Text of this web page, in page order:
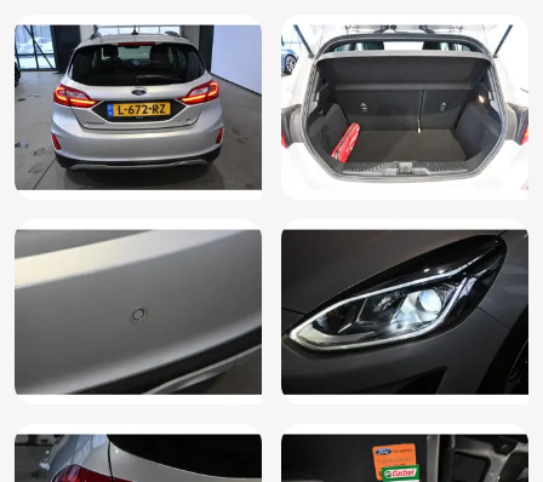
Lendesteunverstelling voor bestuurder en passagier
(AGRAC)
Metaalkleur
Mistlampen voor adaptief
Mistlampen voor met statische bochtverlichting (JBKAB)
Parkeersensor achter
Parkeersensoren achter (HNKAB)
Passagiersstoel in hoogte verstelbaar
Radio met 6 luidsprekers, DAB+ en 2-USB aansluitingen
Regensensor
Regensensor (CFFAE)
Rijstrooksensor met correctie